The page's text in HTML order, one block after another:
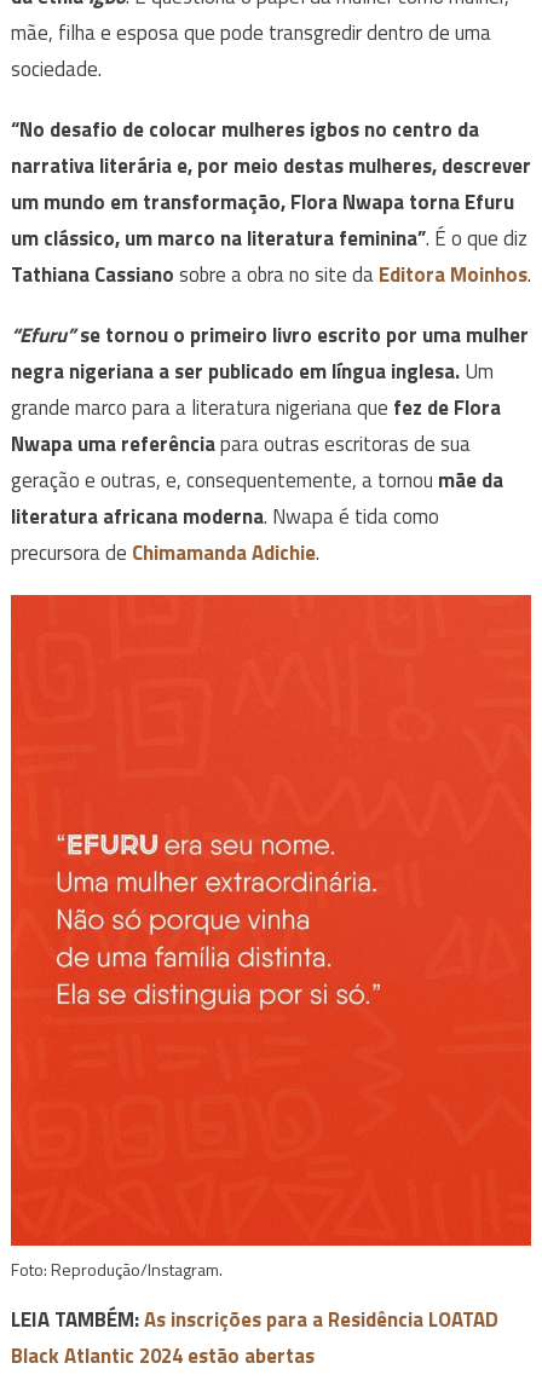
mãe, filha e esposa que pode transgredir dentro de uma
sociedade.
“No desafio de colocar mulheres igbos no centro da
narrativa literária e, por meio destas mulheres, descrever
um mundo em transformação, Flora Nwapa torna Efuru
um clássico, um marco na literatura feminina”. É o que diz
Tathiana Cassianosobre a obra no site daEditora Moinhos.
“Efuru”se tornou o primeiro livro escrito por uma mulher
negra nigeriana a ser publicado em língua inglesa.Um
grande marco para a literatura nigeriana que fez de Flora
Nwapa uma referênciapara outras escritoras de sua
geração e outras, e, consequentemente, a tornou mãe da
literatura africana moderna. Nwapa é tida como
precursora de Chimamanda Adichie.
Foto: Reprodução/Instagram.
LEIA TAMBÉM:As inscrições para a Residência LOATAD
Black Atlantic 2024 estão abertas